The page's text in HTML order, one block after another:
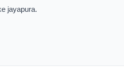
jayapura.